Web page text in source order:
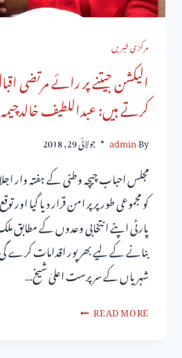
مرکزی خبریں
الیکشن جیتنے پر رائے مرتضی
کرتے ہیں: عبداللطیف خالدچیمہ
By
admin جولائی 29, 2018
مجلس احباب چیچہ وطنی کے ہفتہ وار
کو مجموعی طور پر پر امن قرار دیا گیا اور
پارٹی اپنے انتخابی وعدوں کے مطابق
بنانے کے لیے بھر پور اقدامات کرے
شہریاں کے سرپرست اعلیٰ شیخ…
READ MORE